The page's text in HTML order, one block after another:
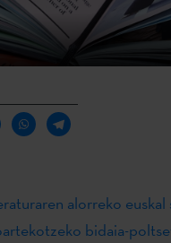
alorreko euskal
bidaia-